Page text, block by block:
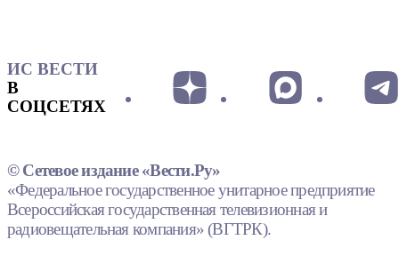
ИС ВЕСТИ
В
СОЦСЕТЯХ
© Сетевое издание «Вести.Ру»
«Федеральное государственное унитарное предприятие
Всероссийская государственная телевизионная и
радиовещательная компания» (ВГТРК).